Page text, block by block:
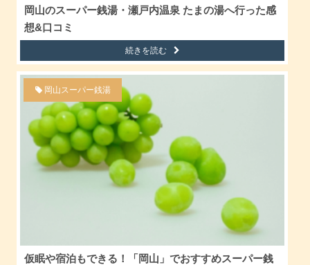
岡山のスーパー銭湯・瀬戸内温泉 たまの湯へ行った感
想&口コミ
続きを読む
岡山スーパー銭湯
仮眠や宿泊もできる！「岡山」でおすすめスーパー銭